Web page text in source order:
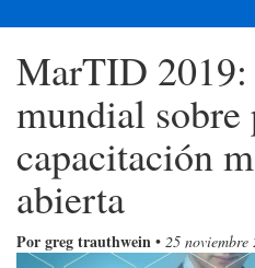
MarTID 2019:
mundial sobre
capacitación
abierta
Por greg trauthwein • 25 noviembre